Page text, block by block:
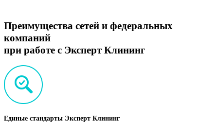
Преимущества сетей и федеральных
компаний
при работе с Эксперт Клининг
Единые стандарты Эксперт Клининг